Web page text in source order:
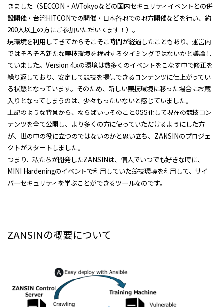
きました（SECCON ・ AVTokyoなどの国内セキュリティイベントとの併
設開催・台湾HITCONでの開催・日本各地での地方開催などを行い、約
200人以上の方にご参加いただいてます！）。
現環境を利用してきてからそこそこ時間が経過したこともあり、運営内
ではそろそろ新たな競技環境を検討するタイミングではないかと議論し
ていました。 Version 4.xの環境は数多くのイベントをこなす中で修正を
繰り返しており、安定して競技を提供できるコンテンツに仕上がってい
る状態となっています。そのため、新しい競技環境に移った場合にお蔵
入りとなってしまうのは、少々もったいないと感じていました。
上記のような背景から、ならばいっそのことOSS化して現在の競技コン
テンツを全て公開し、より多くの方に使っていただけるようにした方
が、世の中の役に立つのではないのかと思い立ち、 ZANSINのプロジェ
クトがスタートしました。
つまり、私たちが開発したZANSINは、個人でいつでも好きな時に、
MINI Hardeningのイベントで利用していた競技環境を利用して、サイ
バーセキュリティを学ぶことができるツールなのです。
ZANSINの概要について